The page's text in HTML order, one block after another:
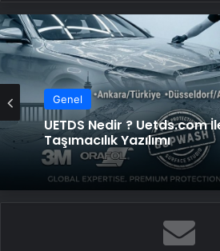
Genel
UETDS Nedir ? Uetds.com
Taşımacılık Yazılımı